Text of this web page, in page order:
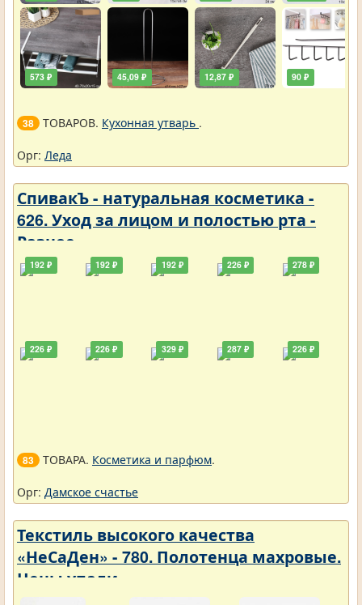
573 ₽ 45,09 ₽ 12,87 ₽ 90 ₽
38 ТОВАРОВ. Кухонная утварь .
Орг: Леда
СпивакЪ - натуральная косметика -
626. Уход за лицом и полостью рта -
Разное
192 ₽
226 ₽
192 ₽
226 ₽
192 ₽
329 ₽
226 ₽
287 ₽
278 ₽
226 ₽
83 ТОВАРА. Косметика и парфюм.
Орг: Дамское счастье
Текстиль высокого качества
«НеСаДен» - 780. Полотенца махровые.
Цены упали